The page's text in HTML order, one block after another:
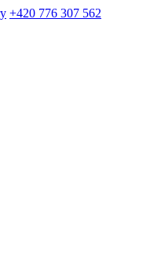
+420 776 307 562